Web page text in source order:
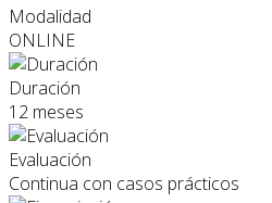
Modalidad
ONLINE
Duración
12 meses
Evaluación
Continua con casos prácticos